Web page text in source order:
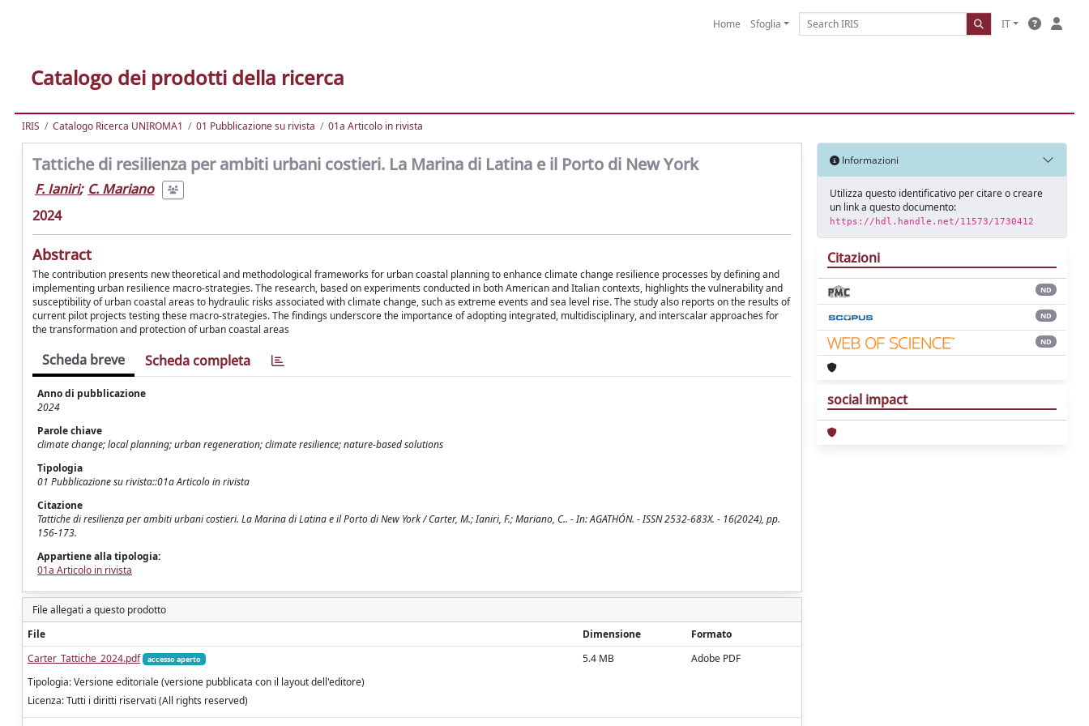
Home Sfoglia IT
Catalogo dei prodotti della ricerca
IRIS Catalogo Ricerca UNIROMA1 01 Pubblicazione su rivista 01a Articolo in rivista
Tattiche di resilienza per ambiti urbani costieri. La Marina di Latina e il Porto di New York
F. Ianiri; C. Mariano
2024
Abstract
The contribution presents new theoretical and methodological frameworks for urban coastal planning to enhance climate change resilience processes by defining and
implementing urban resilience macro-strategies. The research, based on experiments conducted in both American and Italian contexts, highlights the vulnerability and
susceptibility of urban coastal areas to hydraulic risks associated with climate change, such as extreme events and sea level rise. The study also reports on the results of
current pilot projects testing these macro-strategies. The findings underscore the importance of adopting integrated, multidisciplinary, and interscalar approaches for
the transformation and protection of urban coastal areas
Scheda breve Scheda completa
Anno di pubblicazione
2024
Parole chiave
climate change; local planning; urban regeneration; climate resilience; nature-based solutions
Tipologia
01 Pubblicazione su rivista::01a Articolo in rivista
Citazione
Tattiche di resilienza per ambiti urbani costieri. La Marina di Latina e il Porto di New York / Carter, M.; Ianiri, F.; Mariano, C.. - In: AGATHÓN. - ISSN 2532-683X. - 16(2024), pp.
156-173.
Appartiene alla tipologia:
01a Articolo in rivista
File allegati a questo prodotto
File
Dimensione
Formato
Carter_Tattiche_2024.pdf
accesso aperto
Tipologia: Versione editoriale (versione pubblicata con il layout dell'editore)
Licenza: Tutti i diritti riservati (All rights reserved)
5.4 MB Adobe PDF
Informazioni
Utilizza questo identificativo per citare o creare
un link a questo documento:
https://hdl.handle.net/11573/1730412
Citazioni
ND
ND
ND
social impact